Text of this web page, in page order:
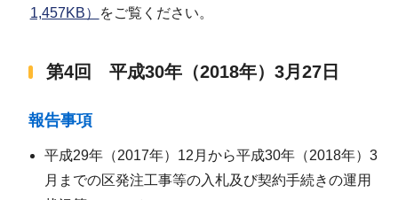
1,457KB）
をご覧ください。
第4回 平成30年（2018年）3月27日
報告事項
平成29年（2017年）12月から平成30年（2018年）3
月までの区発注工事等の入札及び契約手続きの運用